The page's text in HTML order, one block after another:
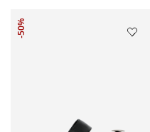
-50%